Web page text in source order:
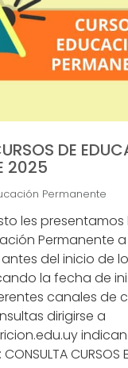
DE
2025
Permanente
les
Permanente
del inicio de
la fecha de
canales de
dirigirse a
CURSOS